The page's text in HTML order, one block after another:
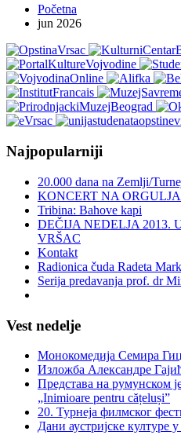
Početna
jun 2026
Najpopularniji
20.000 dana na Zemlji/
KONCERT NA
Tribina: Bahove kapi
DEČIJA NEDELJA 2013.
VRŠAC
Kontakt
Radionica čuda Radeta
Serija predavanja prof. dr
Vest nedelje
Монокомедија Семира
Изложба Александре
Представа на румунском
„Inimioare pentru cățeluși”
20. Турнеја филмског
Дани аустријске културе